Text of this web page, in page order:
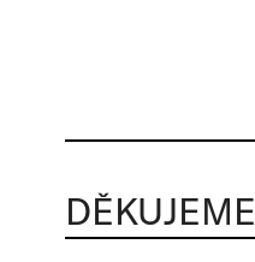
DĚKUJEME